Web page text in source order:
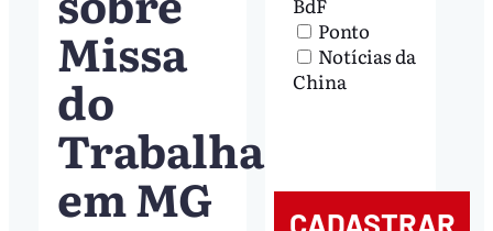
Missa
do
Trabalhador
em MG
Ponto
Notícias da
China